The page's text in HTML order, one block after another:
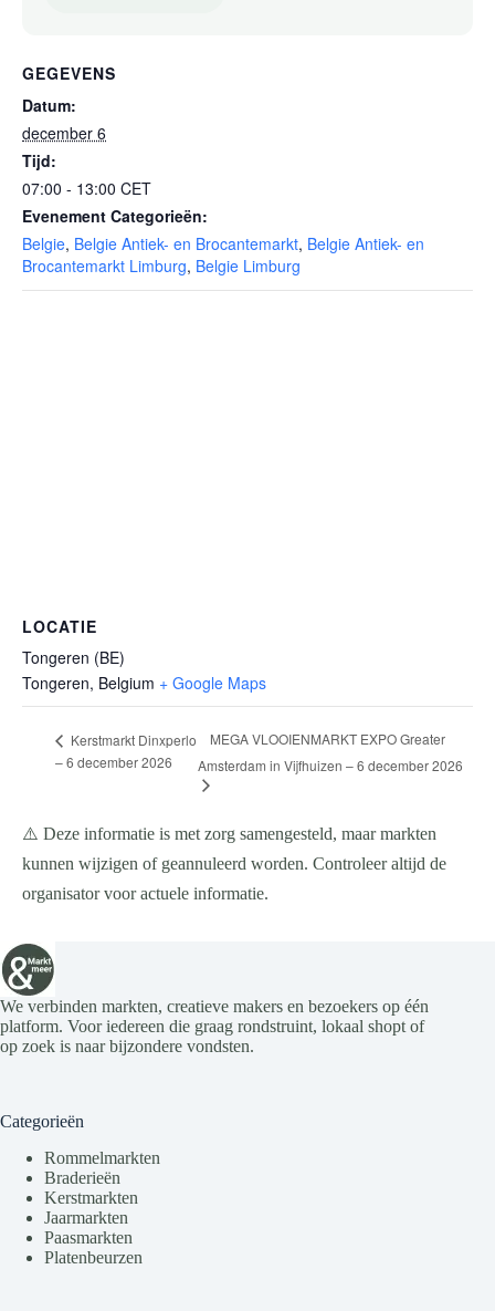
GEGEVENS
Datum:
december 6
Tijd:
07:00 - 13:00 CET
Evenement Categorieën:
Belgie, Belgie Antiek- en Brocantemarkt, Belgie Antiek- en
Brocantemarkt Limburg, Belgie Limburg
LOCATIE
Tongeren (BE)
Tongeren, Belgium + Google Maps
Kerstmarkt Dinxperlo
– 6 december 2026
MEGA VLOOIENMARKT EXPO Greater
Amsterdam in Vijfhuizen – 6 december 2026
⚠️ Deze informatie is met zorg samengesteld, maar markten
kunnen wijzigen of geannuleerd worden. Controleer altijd de
organisator voor actuele informatie.
We verbinden markten, creatieve makers en bezoekers op één
platform. Voor iedereen die graag rondstruint, lokaal shopt of
op zoek is naar bijzondere vondsten.
Categorieën
Rommelmarkten
Braderieën
Kerstmarkten
Jaarmarkten
Paasmarkten
Platenbeurzen